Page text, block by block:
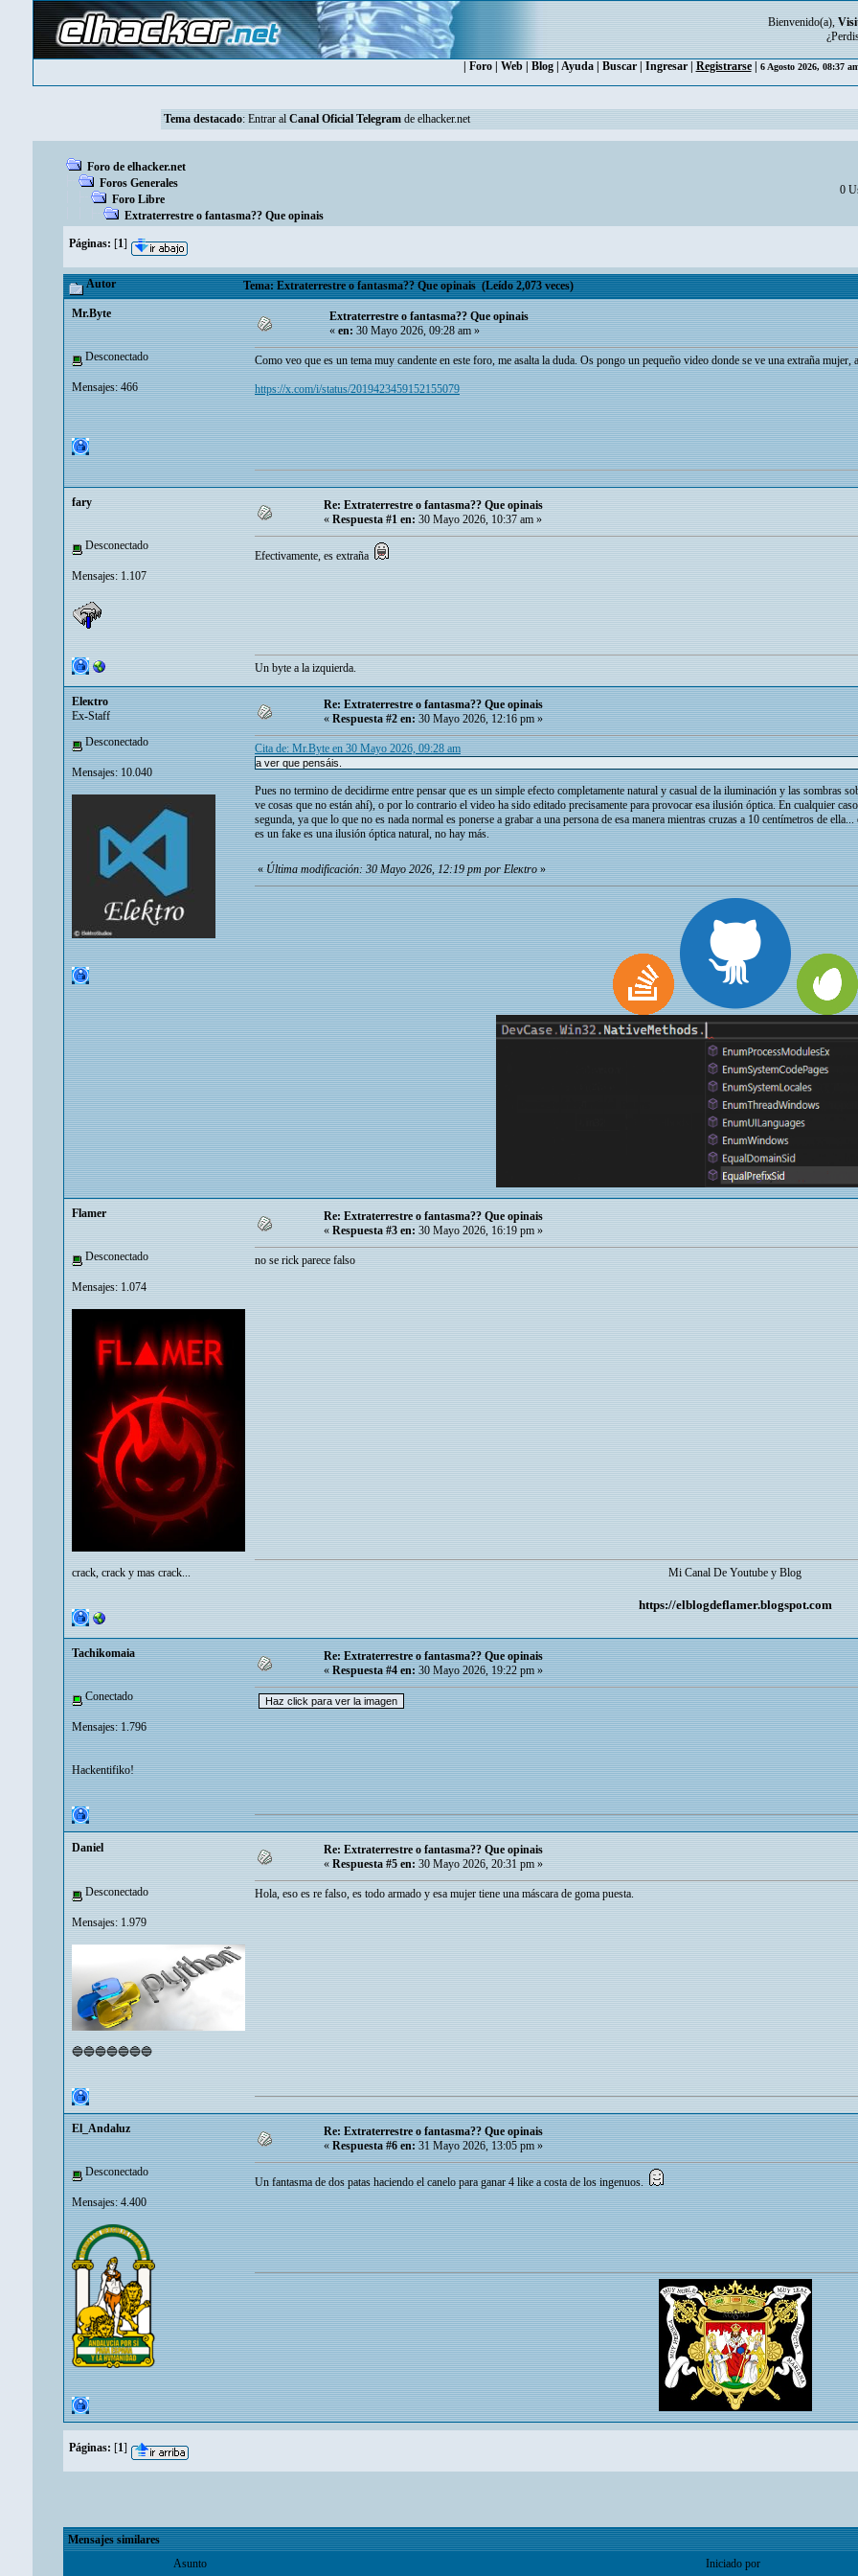
Bienvenido(a),
Foro| Web| Blog| Ayuda| Buscar| Ingresar| Registrarse| 6 Agosto 2026, 08:37
Tema destacado: Entrar al Canal Oficial Telegram de elhacker.net
Foro de elhacker.net
Foros Generales
Foro Libre
Extraterrestre o fantasma?? Que opinais
0
Páginas: [1]
Autor Tema: Extraterrestre o fantasma?? Que opinais (Leído 2,073 veces)
Mr.Byte
Desconectado
Mensajes: 466
Extraterrestre o fantasma?? Que opinais
«en:30 Mayo 2026, 09:28 am »
Como veo que es un tema muy candente en este foro, me asalta la duda. Os pongo un pequeño video donde se ve una extraña mujer,
https://x.com/i/status/2019423459152155079
fary
Desconectado
Mensajes: 1.107
Re: Extraterrestre o fantasma?? Que opinais
« Respuesta #1 en: 30 Mayo 2026, 10:37 am »
Efectivamente, es extraña
Un byte a la izquierda.
Eleкtro
Ex-Staff
Desconectado
Mensajes: 10.040
Re: Extraterrestre o fantasma?? Que opinais
«Respuesta #2 en:30 Mayo 2026, 12:16 pm »
Cita de: Mr.Byte en 30 Mayo 2026, 09:28 am
a ver que pensáis.
Pues no termino de decidirme entre pensar que es un simple efecto completamente natural y casual de la iluminación y las sombras
ve cosas que no están ahí), o por lo contrario el video ha sido editado precisamente para provocar esa ilusión óptica. En cualquier
segunda, ya que lo que no es nada normal es ponerse a grabar a una persona de esa manera mientras cruzas a 10 centímetros de
es un fake es una ilusión óptica natural, no hay más.
«Última modificación: 30 Mayo 2026, 12:19 pm por Eleкtro»
Flamer
Desconectado
Mensajes: 1.074
crack, crack y mas crack...
Re: Extraterrestre o fantasma?? Que opinais
« Respuesta #3 en: 30 Mayo 2026, 16:19 pm »
no se rick parece falso
Mi Canal De Youtube y Blog
https://elblogdeflamer.blogspot.com
Tachikomaia
Conectado
Mensajes: 1.796
Hackentifiko!
Re: Extraterrestre o fantasma?? Que opinais
«Respuesta #4 en:30 Mayo 2026, 19:22 pm »
Danielㅤ
Desconectado
Mensajes: 1.979
🔵🔵🔵🔵🔵🔵🔵
Re: Extraterrestre o fantasma?? Que opinais
« Respuesta #5 en: 30 Mayo 2026, 20:31 pm »
Hola, eso es re falso, es todo armado y esa mujer tiene una máscara de goma puesta.
El_Andaluz
Desconectado
Mensajes: 4.400
Re: Extraterrestre o fantasma?? Que opinais
«Respuesta #6 en:31 Mayo 2026, 13:05 pm »
Un fantasma de dos patas haciendo el canelo para ganar 4 like a costa de los ingenuos.
Páginas: [1]
Mensajes similares
Asunto
Iniciado por